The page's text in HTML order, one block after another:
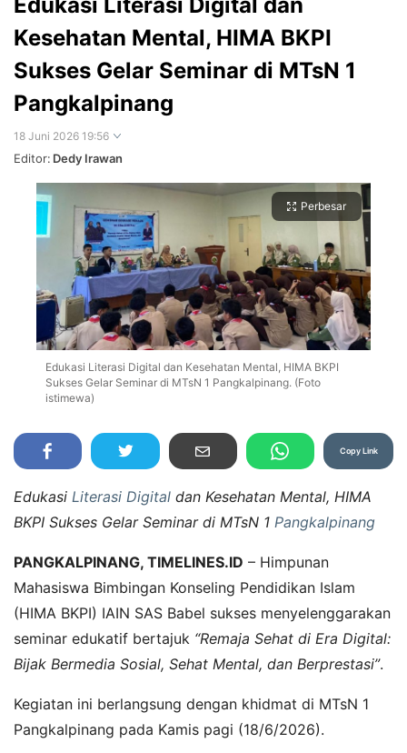
Kesehatan Mental, HIMA BKPI
Sukses Gelar Seminar di MTsN 1
Pangkalpinang
18 Juni 2026 19:56
Editor: Dedy Irawan
Perbesar
Edukasi Literasi Digital dan Kesehatan Mental, HIMA BKPI
Sukses Gelar Seminar di MTsN 1 Pangkalpinang. (Foto
istimewa)
Copy Link
Edukasi Literasi Digital dan Kesehatan Mental, HIMA
BKPI Sukses Gelar Seminar di MTsN 1 Pangkalpinang
PANGKALPINANG, TIMELINES.ID – Himpunan
Mahasiswa Bimbingan Konseling Pendidikan Islam
(HIMA BKPI) IAIN SAS Babel sukses menyelenggarakan
seminar edukatif bertajuk “Remaja Sehat di Era Digital:
Bijak Bermedia Sosial, Sehat Mental, dan Berprestasi”.
Kegiatan ini berlangsung dengan khidmat di MTsN 1
Pangkalpinang pada Kamis pagi (18/6/2026).